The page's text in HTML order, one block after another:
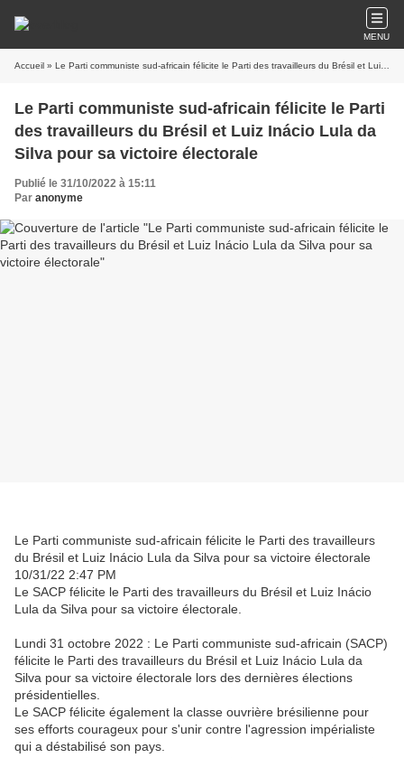
MENU
Accueil » Le Parti communiste sud-africain félicite le Parti des travailleurs du Brésil et Luiz Inácio Lula da Silva pour sa victoire électorale
Le Parti communiste sud-africain félicite le Parti
des travailleurs du Brésil et Luiz Inácio Lula da
Silva pour sa victoire électorale
Publié le 31/10/2022 à 15:11
Par anonyme
Le Parti communiste sud-africain félicite le Parti des travailleurs
du Brésil et Luiz Inácio Lula da Silva pour sa victoire électorale
10/31/22 2:47 PM
Le SACP félicite le Parti des travailleurs du Brésil et Luiz Inácio
Lula da Silva pour sa victoire électorale.
Lundi 31 octobre 2022 : Le Parti communiste sud-africain (SACP)
félicite le Parti des travailleurs du Brésil et Luiz Inácio Lula da
Silva pour sa victoire électorale lors des dernières élections
présidentielles.
Le SACP félicite également la classe ouvrière brésilienne pour
ses efforts courageux pour s'unir contre l'agression impérialiste
qui a déstabilisé son pays.